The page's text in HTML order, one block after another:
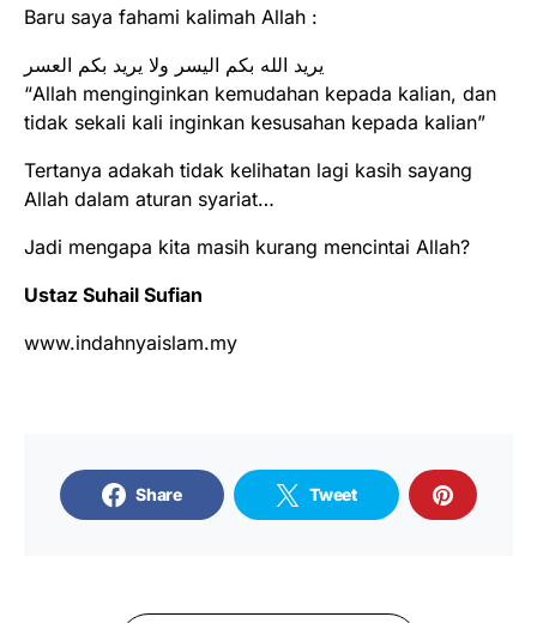
Baru saya fahami kalimah Allah :
يريد الله بكم اليسر ولا يريد بكم العسر
“Allah menginginkan kemudahan kepada kalian, dan
tidak sekali kali inginkan kesusahan kepada kalian”
Tertanya adakah tidak kelihatan lagi kasih sayang
Allah dalam aturan syariat…
Jadi mengapa kita masih kurang mencintai Allah?
Ustaz Suhail Sufian
www.indahnyaislam.my
Share Tweet